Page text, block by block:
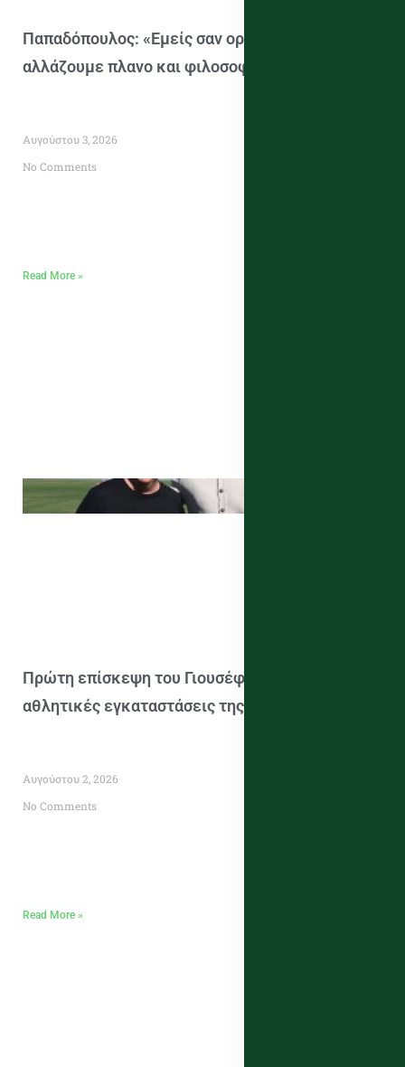
Παπαδόπουλος: «Εμείς σαν οργανισμός δεν
αλλάζουμε πλανο και φιλοσοφία»
Αυγούστου 3, 2026
No Comments
Read More »
Πρώτη επίσκεψη του Γιουσέφ Ελ Αραμπί στις
αθλητικές εγκαταστάσεις της ΠΑΕ Μαρκό [pics]
Αυγούστου 2, 2026
No Comments
Read More »